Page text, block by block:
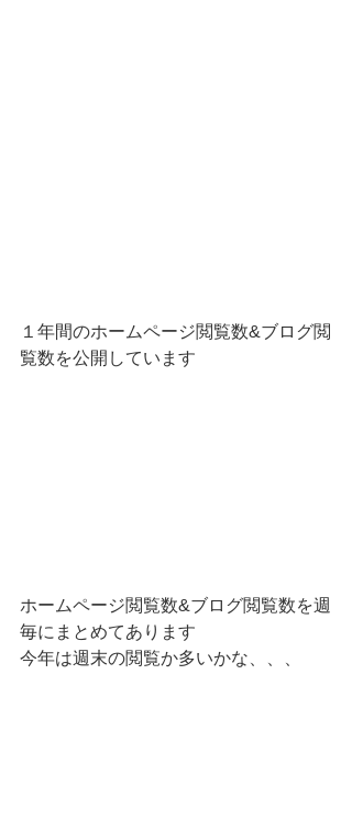
１年間のホームページ閲覧数&ブログ閲
覧数を公開しています
ホームページ閲覧数&ブログ閲覧数を週
毎にまとめてあります
今年は週末の閲覧か多いかな、、、